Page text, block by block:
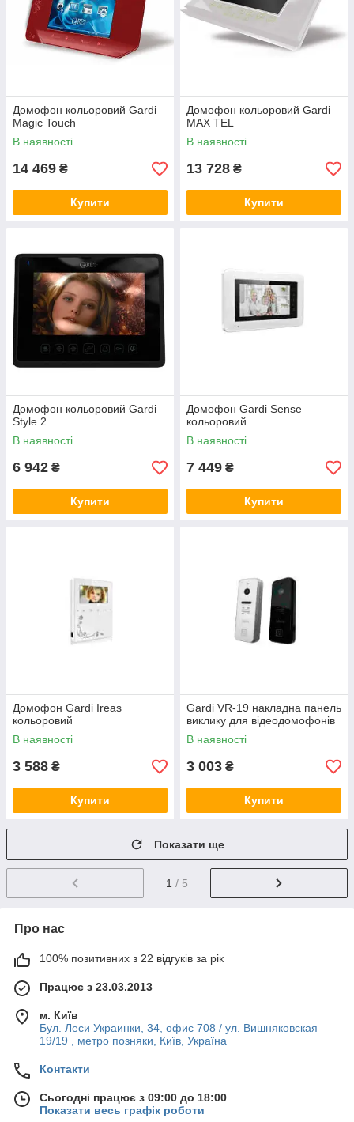
Домофон кольоровий Gardi
Magic Touch
В наявності
14 469 ₴
Купити
Домофон кольоровий Gardi
MAX TEL
В наявності
13 728 ₴
Купити
Домофон кольоровий Gardi
Style 2
В наявності
6 942 ₴
Купити
Домофон Gardi Sense
кольоровий
В наявності
7 449 ₴
Купити
Домофон Gardi Ireas
кольоровий
В наявності
3 588 ₴
Купити
Gardi VR-19 накладна панель
виклику для відеодомофонів
В наявності
3 003 ₴
Купити
Показати ще
1 / 5
Про нас
100% позитивних з 22 відгуків за рік
Працює з 23.03.2013
м. Київ
Бул. Леси Украинки, 34, офис 708 / ул. Вишняковская
19/19 , метро позняки, Київ, Україна
Контакти
Сьогодні працює з 09:00 до 18:00
Показати весь графік роботи